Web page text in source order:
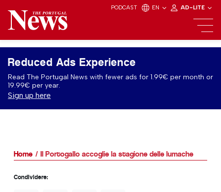
PODCAST EN AD-LITE
Reduced Ads Experience
Read The Portugal News with fewer ads for 1.99€ per month or
19.99€ per year.
Sign up here
Home Il Portogallo accoglie la stagione delle lumache
Condividere: